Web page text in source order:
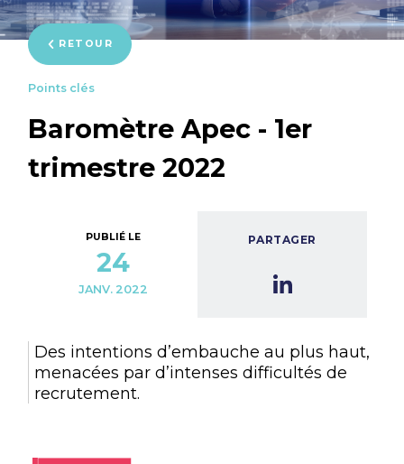
RETOUR
Points clés
Baromètre Apec - 1er
trimestre 2022
PUBLIÉ LE
24
JANV. 2022
PARTAGER
Des intentions d’embauche au plus haut,
menacées par d’intenses difficultés de
recrutement.